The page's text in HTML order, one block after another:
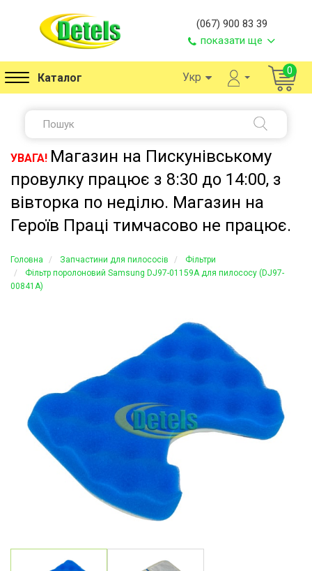
(067) 900 83 39
показати ще
Каталог Укр 0
УВАГА! Магазин на Пискунівському
провулку працює з 8:30 до 14:00, з
вівторка по неділю. Магазин на
Героїв Праці тимчасово не працює.
Головна Запчастини для пилососів
Фільтри
Фільтр поролоновий Samsung DJ97-01159A для пилососу (DJ97-
00841A)